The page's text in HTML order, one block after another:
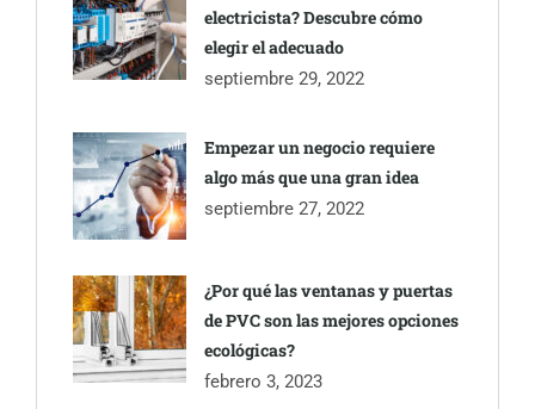
electricista? Descubre cómo
elegir el adecuado
septiembre 29, 2022
Empezar un negocio requiere
algo más que una gran idea
septiembre 27, 2022
¿Por qué las ventanas y puertas
de PVC son las mejores opciones
ecológicas?
febrero 3, 2023